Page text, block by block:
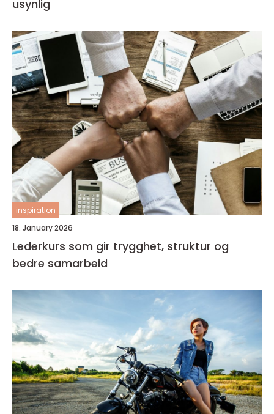
usynlig
inspiration
18. January 2026
Lederkurs som gir trygghet, struktur og
bedre samarbeid